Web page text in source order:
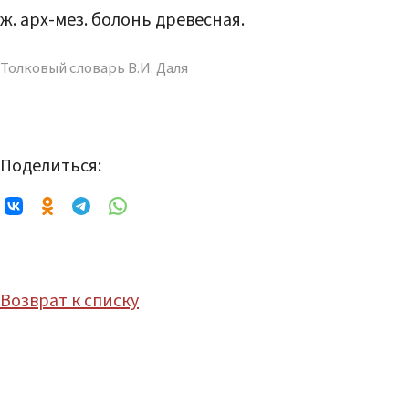
ж. арх-мез. болонь древесная.
Толковый словарь В.И. Даля
Поделиться:
Возврат к списку